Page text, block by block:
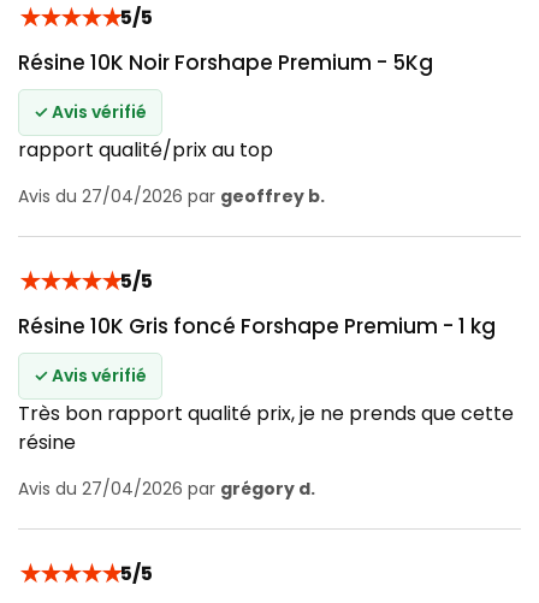
★★★★★5/5
Résine 10K Noir Forshape Premium - 5Kg
✓ Avis vérifié
rapport qualité/prix au top
Avis du 27/04/2026 par geoffrey b.
★★★★★5/5
Résine 10K Gris foncé Forshape Premium - 1 kg
✓ Avis vérifié
Très bon rapport qualité prix, je ne prends que cette
résine
Avis du 27/04/2026 par grégory d.
★★★★★5/5